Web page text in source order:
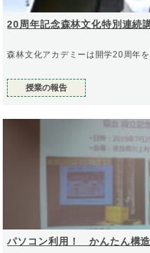
20周年記念森林文化特別連続
森林文化アカデミーは開学20周年
授業の報告
パソコン利用！ かんたん構